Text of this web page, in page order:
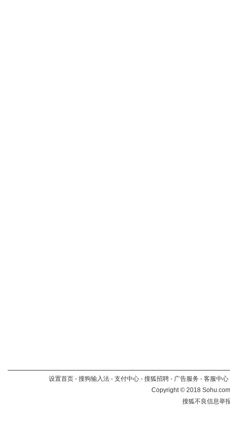
设置首页 - 搜狗输入法 - 支付中心 - 搜狐招聘 - 广告服务 - 客服中心
Copyright©2018
搜狐不良信息举